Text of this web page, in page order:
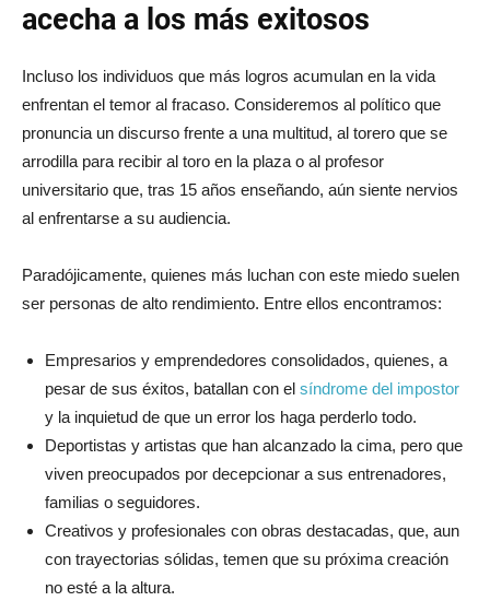
acecha a los más exitosos
Incluso los individuos que más logros acumulan en la vida
enfrentan el temor al fracaso. Consideremos al político que
pronuncia un discurso frente a una multitud, al torero que se
arrodilla para recibir al toro en la plaza o al profesor
universitario que, tras 15 años enseñando, aún siente nervios
al enfrentarse a su audiencia.
Paradójicamente, quienes más luchan con este miedo suelen
ser personas de alto rendimiento. Entre ellos encontramos:
Empresarios y emprendedores consolidados, quienes, a
pesar de sus éxitos, batallan con el síndrome del impostor
y la inquietud de que un error los haga perderlo todo.
Deportistas y artistas que han alcanzado la cima, pero que
viven preocupados por decepcionar a sus entrenadores,
familias o seguidores.
Creativos y profesionales con obras destacadas, que, aun
con trayectorias sólidas, temen que su próxima creación
no esté a la altura.